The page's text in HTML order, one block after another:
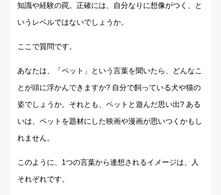
知識や経験の罠。正確には、自分なりに想像がつく、と
いうレベルではないでしょうか。
ここで質問です。
あなたは、「ペット」という言葉を聞いたら、どんなこ
とが頭に浮かんできますか? 自分で飼っている犬や猫の
姿でしょうか。それとも、ペットと遊んだ思い出? ある
いは、ペットを題材にした映画や漫画が思いつくかもし
れません。
このように、1つの言葉から連想されるイメージは、人
それぞれです。